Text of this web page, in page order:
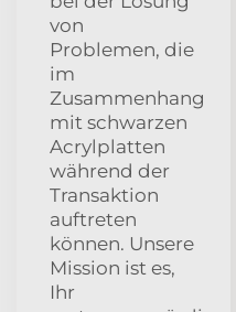
von
Problemen, die
im
Zusammenhang
mit schwarzen
Acrylplatten
während der
Transaktion
auftreten
können. Unsere
Mission ist es,
Ihr